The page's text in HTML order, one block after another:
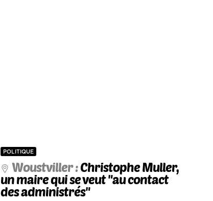
POLITIQUE
Woustviller :Christophe Muller,
un maire qui se veut "au contact
des administrés"